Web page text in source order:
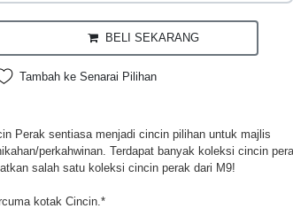
BELI SEKARANG
Tambah ke Senarai Pilihan
Perak sentiasa menjadi cincin pilihan untuk majlis
perkahwinan. Terdapat banyak koleksi cincin
salah satu koleksi cincin perak dari M9!
kotak Cincin.*